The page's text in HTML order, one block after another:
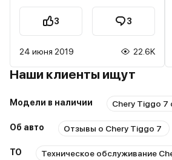
роботизированная, движок
бензиновый 1.5 турбо, 155 л.с.
антикорр и жидкие подкрылки. В
вождении Тига очень приятная.
Рулится уверенно, руль
наливается тяжестью. Коробка
движком работает слаженно.
обгоны идет без напряга. По
3 3
24 июня 2019 22.6K
Наши клиенты ищут
Модели в наличии Chery Tiggo 7
Об авто Отзывы о Chery Tiggo 7
ТО Техническое обслуживание